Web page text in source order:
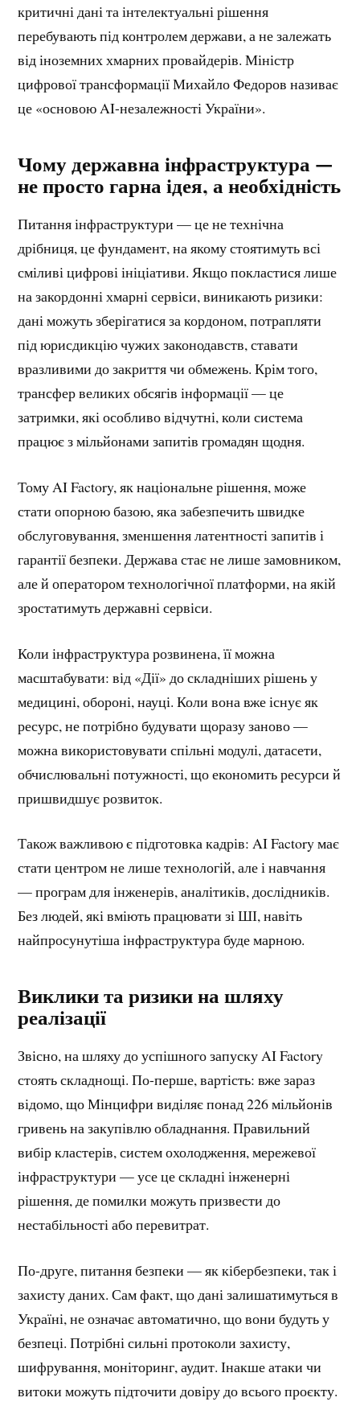
критичні дані та інтелектуальні рішення
перебувають під контролем держави, а не залежать
від іноземних хмарних провайдерів. Міністр
цифрової трансформації Михайло Федоров називає
це «основою AI-незалежності України».
Чому державна інфраструктура —
не просто гарна ідея, а необхідність
Питання інфраструктури — це не технічна
дрібниця, це фундамент, на якому стоятимуть всі
сміливі цифрові ініціативи. Якщо покластися лише
на закордонні хмарні сервіси, виникають ризики:
дані можуть зберігатися за кордоном, потрапляти
під юрисдикцію чужих законодавств, ставати
вразливими до закриття чи обмежень. Крім того,
трансфер великих обсягів інформації — це
затримки, які особливо відчутні, коли система
працює з мільйонами запитів громадян щодня.
Тому AI Factory, як національне рішення, може
стати опорною базою, яка забезпечить швидке
обслуговування, зменшення латентності запитів і
гарантії безпеки. Держава стає не лише замовником,
але й оператором технологічної платформи, на якій
зростатимуть державні сервіси.
Коли інфраструктура розвинена, її можна
масштабувати: від «Дії» до складніших рішень у
медицині, обороні, науці. Коли вона вже існує як
ресурс, не потрібно будувати щоразу заново —
можна використовувати спільні модулі, датасети,
обчислювальні потужності, що економить ресурси й
пришвидшує розвиток.
Також важливою є підготовка кадрів: AI Factory має
стати центром не лише технологій, але і навчання
— програм для інженерів, аналітиків, дослідників.
Без людей, які вміють працювати зі ШІ, навіть
найпросунутіша інфраструктура буде марною.
Виклики та ризики на шляху
реалізації
Звісно, на шляху до успішного запуску AI Factory
стоять складнощі. По-перше, вартість: вже зараз
відомо, що Мінцифри виділяє понад 226 мільйонів
гривень на закупівлю обладнання. Правильний
вибір кластерів, систем охолодження, мережевої
інфраструктури — усе це складні інженерні
рішення, де помилки можуть призвести до
нестабільності або перевитрат.
По-друге, питання безпеки — як кібербезпеки, так і
захисту даних. Сам факт, що дані залишатимуться в
Україні, не означає автоматично, що вони будуть у
безпеці. Потрібні сильні протоколи захисту,
шифрування, моніторинг, аудит. Інакше атаки чи
витоки можуть підточити довіру до всього проєкту.